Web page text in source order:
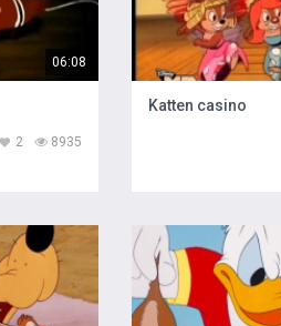
06:08
8935
2
Katten casino